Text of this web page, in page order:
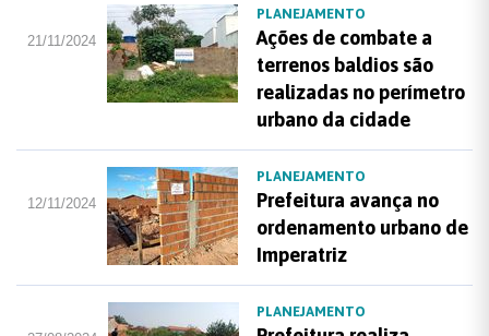
21/11/2024
PLANEJAMENTO
Ações de combate a
terrenos baldios são
realizadas no perímetro
urbano da cidade
12/11/2024
PLANEJAMENTO
Prefeitura avança no
ordenamento urbano de
Imperatriz
PLANEJAMENTO